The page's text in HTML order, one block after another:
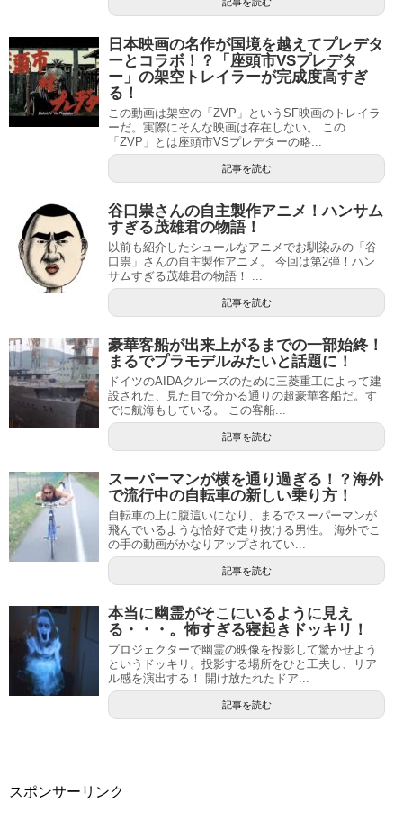
日本映画の名作が国境を越えてプレデタ
ーとコラボ！？「座頭市VSプレデタ
ー」の架空トレイラーが完成度高すぎ
る！
この動画は架空の「ZVP」というSF映画のトレイラ
ーだ。実際にそんな映画は存在しない。 この
「ZVP」とは座頭市VSプレデターの略...
記事を読む
谷口祟さんの自主製作アニメ！ハンサム
すぎる茂雄君の物語！
以前も紹介したシュールなアニメでお馴染みの「谷
口祟」さんの自主製作アニメ。 今回は第2弾！ハン
サムすぎる茂雄君の物語！ ...
記事を読む
豪華客船が出来上がるまでの一部始終！
まるでプラモデルみたいと話題に！
ドイツのAIDAクルーズのために三菱重工によって建
設された、見た目で分かる通りの超豪華客船だ。す
でに航海もしている。 この客船...
記事を読む
スーパーマンが横を通り過ぎる！？海外
で流行中の自転車の新しい乗り方！
自転車の上に腹這いになり、まるでスーパーマンが
飛んでいるような恰好で走り抜ける男性。 海外でこ
の手の動画がかなりアップされてい...
記事を読む
本当に幽霊がそこにいるように見え
る・・・。怖すぎる寝起きドッキリ！
プロジェクターで幽霊の映像を投影して驚かせよう
というドッキリ。投影する場所をひと工夫し、リア
ル感を演出する！ 開け放たれたドア...
記事を読む
スポンサーリンク